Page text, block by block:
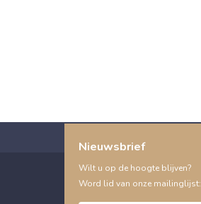
Nieuwsbrief
Wilt u op de hoogte blijven?
Word lid van onze mailinglijst: